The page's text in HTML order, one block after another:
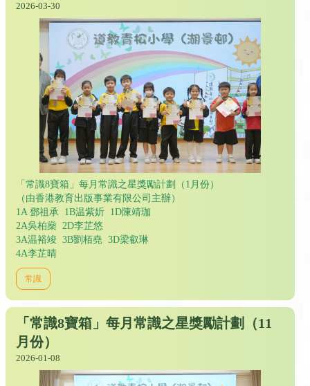
2026-03-30
「常識8寶箱」每月常識之星獎勵計劃（1月份）
（由香港教育出版事業有限公司主辦）
1A 鄧祖承 1B温紫妡 1D陳靖珈
2A吳柏燊 2D李芷悠
3A温裕竣 3B劉栢堯 3D梁叡琳
4A李芷晴
常識
「常識8寶箱」每月常識之星獎勵計劃（11
月份）
2026-01-08